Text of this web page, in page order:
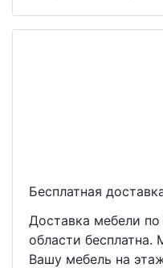
Бесплатная
Доставка мебели
области
Вашу мебель на